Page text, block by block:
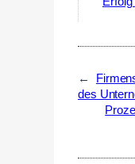
←
des